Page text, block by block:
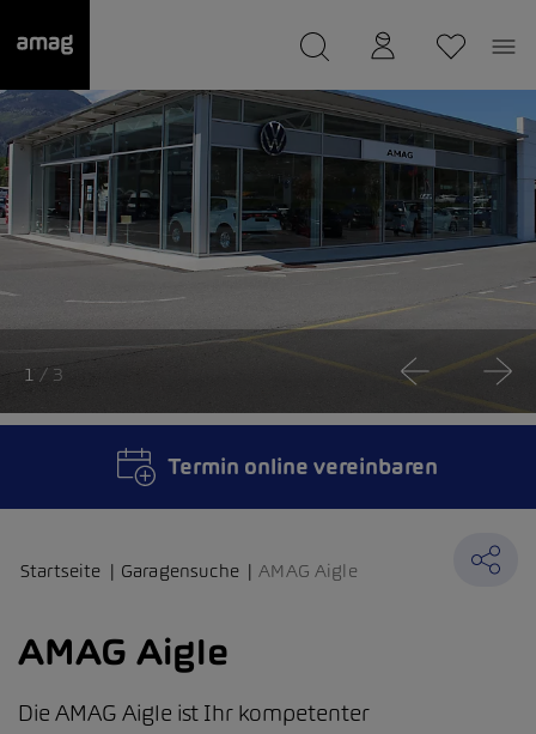
wurde als Ihre Garage gespeichert.
Startseite Garagensuche AMAG Aigle
AMAG Aigle
Die AMAG Aigle ist Ihr kompetenter
1 / 3
Termin online vereinbaren